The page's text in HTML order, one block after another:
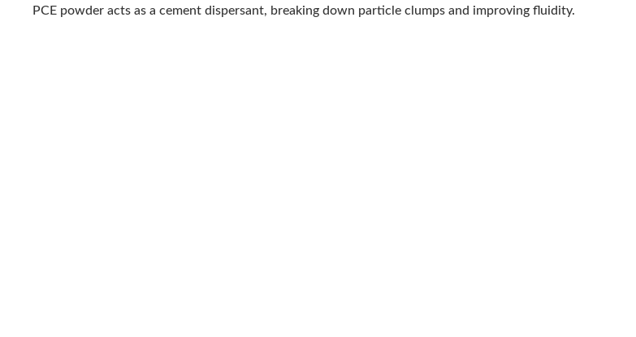
PCE powder acts as a cement dispersant, breaking down particle clumps and improving fluidity.